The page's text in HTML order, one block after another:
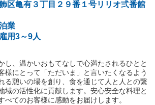
区亀有３丁目２９番１号リリオ弍番館
業
用3～9人
し、温かいおもてなしで心満たされるひとと
様にとって「ただいま」と言いたくなるよう
る憩いの場を創り、食を通じて人と人との繋
域の活性化に貢献します。安心安全な料理と
べてのお客様に感動をお届けします。